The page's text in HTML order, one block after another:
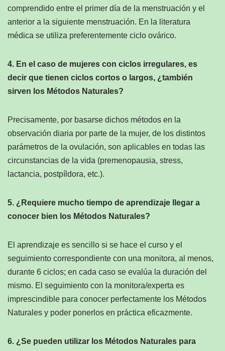
comprendido entre el primer día de la menstruación y el
anterior a la siguiente menstruación. En la literatura
médica se utiliza preferentemente ciclo ovárico.
4. En el caso de mujeres con ciclos irregulares, es
decir que tienen ciclos cortos o largos, ¿también
sirven los Métodos Naturales?
Precisamente, por basarse dichos métodos en la
observación diaria por parte de la mujer, de los distintos
parámetros de la ovulación, son aplicables en todas las
circunstancias de la vida (premenopausia, stress,
lactancia, postpíldora, etc.).
5. ¿Requiere mucho tiempo de aprendizaje llegar a
conocer bien los Métodos Naturales?
El aprendizaje es sencillo si se hace el curso y el
seguimiento correspondiente con una monitora, al menos,
durante 6 ciclos; en cada caso se evalúa la duración del
mismo. El seguimiento con la monitora/experta es
imprescindible para conocer perfectamente los Métodos
Naturales y poder ponerlos en práctica eficazmente.
6. ¿Se pueden utilizar los Métodos Naturales para